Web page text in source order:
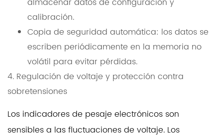
calibración.
Copia de seguridad automática: los datos se
escriben periódicamente en la memoria no
volátil para evitar pérdidas.
4. Regulación de voltaje y protección contra
sobretensiones
Los indicadores de pesaje electrónicos son
sensibles a las fluctuaciones de voltaje. Los